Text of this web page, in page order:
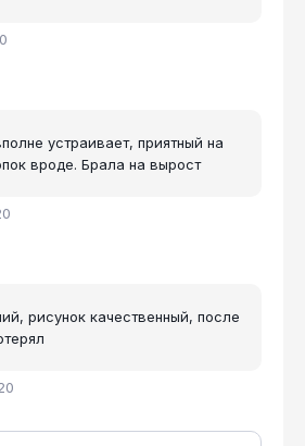
устраивает, приятный на
вроде. Брала на вырост
рисунок качественный, после